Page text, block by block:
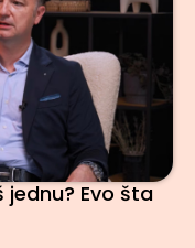
Evo šta